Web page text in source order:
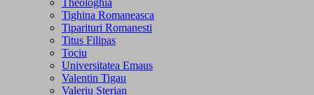
Theologhia
Tighina Romaneasca
Tiparituri Romanesti
Titus Filipas
Tociu
Universitatea Emaus
Valentin Tigau
Valeriu Sterian